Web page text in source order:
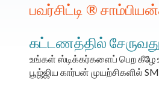
பவர்சிட்டி ®
கட்டணத்தில் சேருவது
உங்கள் ஸ்டிக்கர்களைப் பெற கீழே
பூஜ்ஜிய கார்பன் முயற்சிகளில்